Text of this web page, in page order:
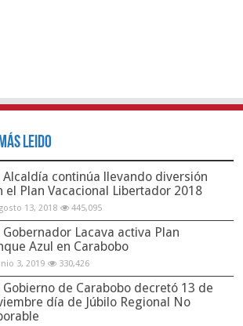
Leido
Alcaldía continúa llevando diversión
el Plan Vacacional Libertador 2018
13, 2018 445,095
Gobernador Lacava activa Plan
Azul en Carabobo
3, 2019 330,426
Gobierno de Carabobo decretó 13 de
día de Júbilo Regional No